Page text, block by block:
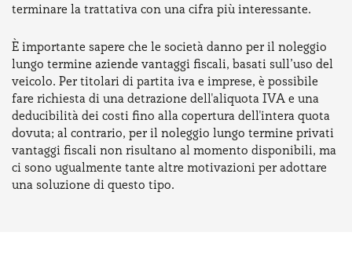
terminare la trattativa con una cifra più interessante.
È importante sapere che le società danno per il noleggio
lungo termine aziende vantaggi fiscali, basati sull’uso del
veicolo. Per titolari di partita iva e imprese, è possibile
fare richiesta di una detrazione dell'aliquota IVA e una
deducibilità dei costi fino alla copertura dell'intera quota
dovuta; al contrario, per il noleggio lungo termine privati
vantaggi fiscali non risultano al momento disponibili, ma
ci sono ugualmente tante altre motivazioni per adottare
una soluzione di questo tipo.